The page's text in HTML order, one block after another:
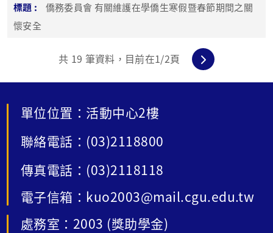
僑務委員會 有關維護在學僑生寒假暨春節期間之關
懷安全
共 19 筆資料，目前在1/2頁
單位位置：活動中心2樓
聯絡電話：(03)2118800
傳真電話：(03)2118118
電子信箱：kuo2003@mail.cgu.edu.tw
處務室：2003 (獎助學金)